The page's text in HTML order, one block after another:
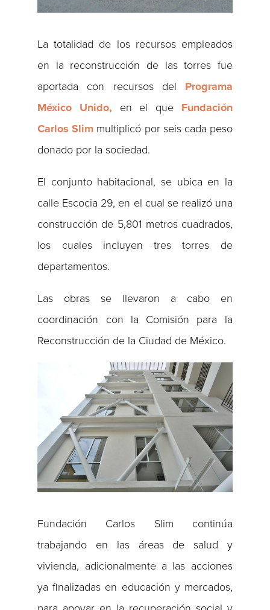
La totalidad de los recursos empleados
en la reconstrucción de las torres fue
aportada con recursos del Programa
México Unido, en el que Fundación
Carlos Slim multiplicó por seis cada peso
donado por la sociedad.
El conjunto habitacional, se ubica en la
calle Escocia 29, en el cual se realizó una
construcción de 5,801 metros cuadrados,
los cuales incluyen tres torres de
departamentos.
Las obras se llevaron a cabo en
coordinación con la Comisión para la
Reconstrucción de la Ciudad de México.
Fundación Carlos Slim continúa
trabajando en las áreas de salud y
vivienda, adicionalmente a las acciones
ya finalizadas en educación y mercados,